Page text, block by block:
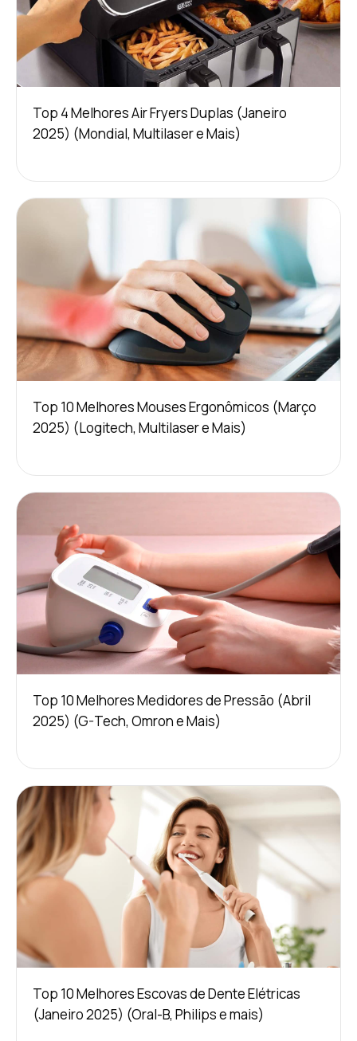
Top 4 Melhores Air Fryers Duplas (Janeiro
2025) (Mondial, Multilaser e Mais)
Top 10 Melhores Mouses Ergonômicos (Março
2025) (Logitech, Multilaser e Mais)
Top 10 Melhores Medidores de Pressão (Abril
2025) (G-Tech, Omron e Mais)
Top 10 Melhores Escovas de Dente Elétricas
(Janeiro 2025) (Oral-B, Philips e mais)